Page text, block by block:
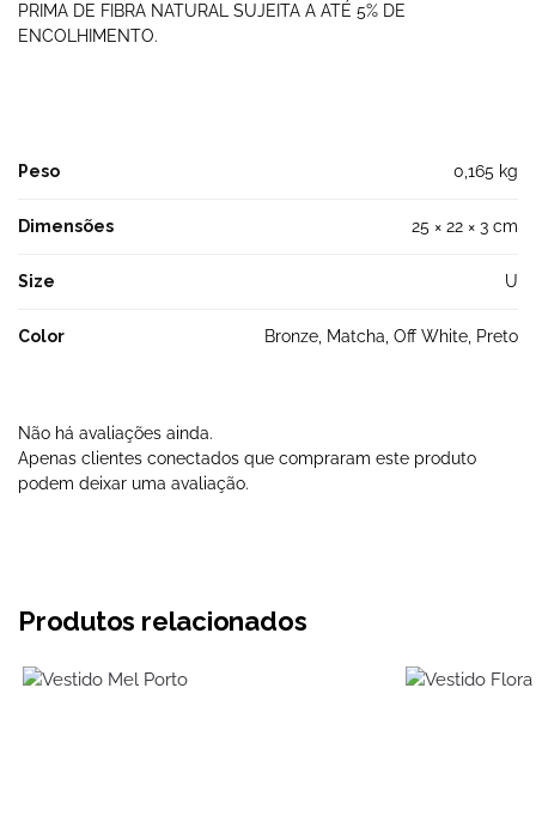
PRIMA DE FIBRA NATURAL SUJEITA A ATÉ 5% DE
ENCOLHIMENTO.
Peso 0,165 kg
Dimensões 25 × 22 × 3 cm
Size U
Color Bronze, Matcha, Off White, Preto
Não há avaliações ainda.
Apenas clientes conectados que compraram este produto
podem deixar uma avaliação.
Produtos relacionados